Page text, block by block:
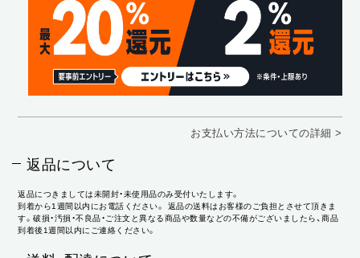
お支払い方法についての詳細 >
返品について
返品につきましては未開封・未使用品のみ受付いたします。
到着から1週間以内にお電話ください。 返品の送料はお客様のご負担とさせて頂きま
す。破損・汚損・不良品・ご注文と異なる商品や数量などの不備がございましたら、商品
到着後1週間以内にご連絡ください。